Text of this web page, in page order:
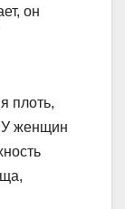
он
плоть,
У женщин